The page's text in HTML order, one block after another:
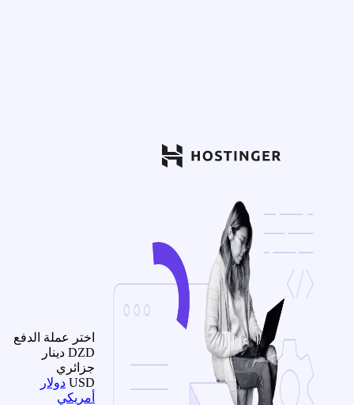
اختر عملة الدفع
DZD دينار
جزائري
USD دولار
أمريكي